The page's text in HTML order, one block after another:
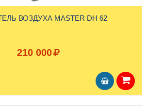
ВОЗДУХА MASTER DH 62
210 000